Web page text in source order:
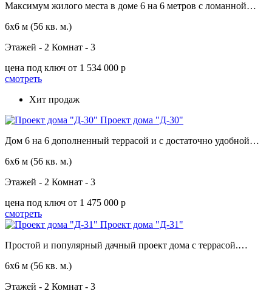
Максимум жилого места в доме 6 на 6 метров с ломанной…
6х6 м (56 кв. м.)
Этажей - 2 Комнат - 3
цена под ключ от 1 534 000 p
смотреть
Хит продаж
Проект дома "Д-30"
Дом 6 на 6 дополненный террасой и с достаточно удобной…
6х6 м (56 кв. м.)
Этажей - 2 Комнат - 3
цена под ключ от 1 475 000 p
смотреть
Проект дома "Д-31"
Простой и популярный дачный проект дома с террасой.…
6х6 м (56 кв. м.)
Этажей - 2 Комнат - 3